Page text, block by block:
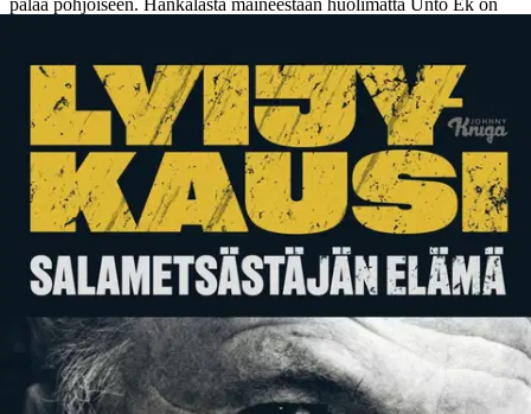
hillasuot, sen jälkeen viinapiru.Unto ajautuu vanhoille urilleen
mutta jatkaa kirjoittamista. Hän kertoo omankädenoikeudesta. Siitä
miten kaatoi hirven aina kun syödäkseen ja juodakseen tarvitsi. Siitä
miten kylmien tilojen raivaajat petettiin. Ja siitä, miten yhteiskunta ei
nähnyt heidän hätäänsä. Sallalainen Unto Ek (1934–2019) oli
suomalaisen eräkirjallisuuden uudistaja. Hän julkaisi neljä kirjaa,
joista tunnetuin on hänen esikoisteoksensa Hirventappopaikka.
Ennen sen kirjoittamista Ek istui vankilassa salametsästyksestä.
Tuomo Pirttimaa on Kuusamossa asuva kirjailija ja vapaa toimittaja,
joka tunnetaan niukkasanaisesta, vahvatunnelmaisesta ja
psykologisesti tarkkanäköisestä kerronnastaan. Hän kuvaa lämmöllä
ja myötätunnolla rajaseutuja ja niiden kulmikkaita ja rikkinäisiä
ihmisiä. Ihmisiä, jotka usein eivät tule nähdyksi. Pirttimaan romaanit,
teoskokonaisuuden muodostavat itsenäiset rikosdraamat Hete (2021)
ja Tirri (2022) sekä Kaksi kärpästä (2024) ovat saaneet ylistävän
vastaanoton niin kriitikoilta kuin lukijoiltakin.